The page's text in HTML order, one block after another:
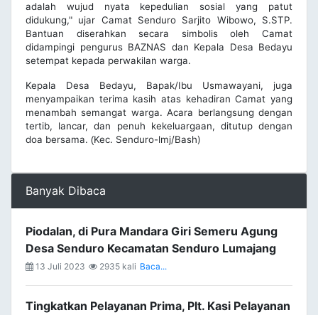
adalah wujud nyata kepedulian sosial yang patut
didukung," ujar Camat Senduro Sarjito Wibowo, S.STP.
Bantuan diserahkan secara simbolis oleh Camat
didampingi pengurus BAZNAS dan Kepala Desa Bedayu
setempat kepada perwakilan warga.
Kepala Desa Bedayu, Bapak/Ibu Usmawayani, juga
menyampaikan terima kasih atas kehadiran Camat yang
menambah semangat warga. Acara berlangsung dengan
tertib, lancar, dan penuh kekeluargaan, ditutup dengan
doa bersama. (Kec. Senduro-lmj/Bash)
Banyak Dibaca
Piodalan, di Pura Mandara Giri Semeru Agung
Desa Senduro Kecamatan Senduro Lumajang
13 Juli 2023 2935 kali Baca...
Tingkatkan Pelayanan Prima, Plt. Kasi Pelayanan